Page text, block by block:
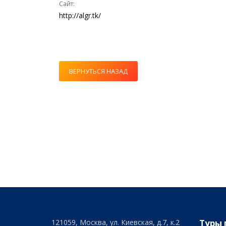
Сайт:
http://algr.tk/
ВЕРНУТЬСЯ НАЗАД
121059, Москва, ул. Киевская, д.7, к.2 Туры